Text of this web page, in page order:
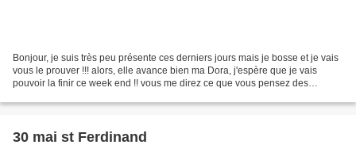
Bonjour, je suis très peu présente ces derniers jours mais je bosse et je vais
vous le prouver !!! alors, elle avance bien ma Dora, j'espère que je vais
pouvoir la finir ce week end !! vous me direz ce que vous pensez des
30 mai st Ferdinand